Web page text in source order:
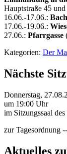
Hauptstraße 45
16.06.-17.06.:
17.06.-19.06.:
27.06.: Pfarrgasse
Kategorien: Der
Nächste
Donnerstag,
um 19:00 Uhr
im Sitzungssaal des
zur Tagesordnung
Aktuelles